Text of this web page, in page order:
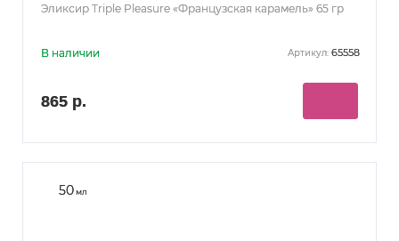
Эликсир Triple Pleasure «Французская карамель» 65 гр
В наличии Артикул: 65558
865 р.
50мл